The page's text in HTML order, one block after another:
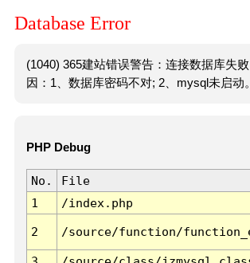
Database Error
(1040) 365建站错误警告：连接数据库失
因：1、数据库密码不对; 2、mysql未启动。
PHP Debug
No. File
1
/index.php
2 /source/function/